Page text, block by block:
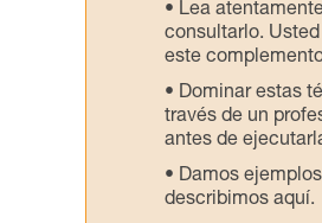
Lea
consultarlo.
este
Dominar estas
través de un
antes de
Damos
describimos aquí.